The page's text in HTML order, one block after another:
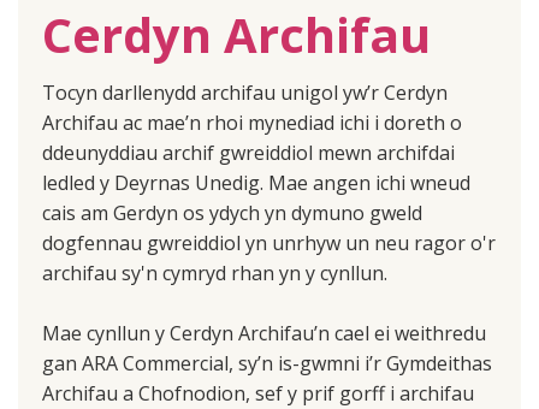
Cerdyn Archifau
Tocyn darllenydd archifau unigol yw’r Cerdyn
Archifau ac mae’n rhoi mynediad ichi i doreth o
ddeunyddiau archif gwreiddiol mewn archifdai
ledled y Deyrnas Unedig. Mae angen ichi wneud
cais am Gerdyn os ydych yn dymuno gweld
dogfennau gwreiddiol yn unrhyw un neu ragor o'r
archifau sy'n cymryd rhan yn y cynllun.
Mae cynllun y Cerdyn Archifau’n cael ei weithredu
gan ARA Commercial, sy’n is-gwmni i’r Gymdeithas
Archifau a Chofnodion, sef y prif gorff i archifau